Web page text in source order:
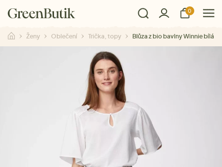
0
Ženy Oblečení Trička, topy Blůza z bio bavlny Winnie bílá